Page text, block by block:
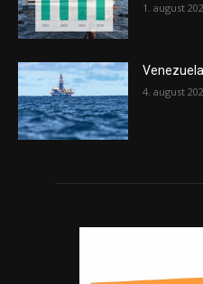
1. august
4. august